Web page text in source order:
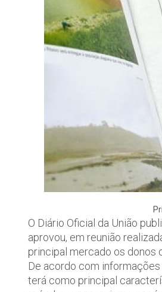
O Diário Oficial da União
aprovou, em reunião
principal mercado os donos
De acordo com
terá como principal